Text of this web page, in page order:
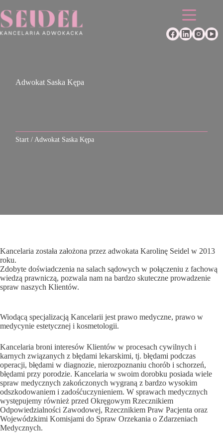
do
treści
Adwokat Saska Kępa
Start / Adwokat Saska Kępa
Kancelaria została założona przez adwokata Karolinę Seidel w 2013
roku.
Zdobyte doświadczenia na salach sądowych w połączeniu z fachową
wiedzą prawniczą, pozwala nam na bardzo skuteczne prowadzenie
spraw naszych Klientów.
Wiodącą specjalizacją Kancelarii jest prawo medyczne, prawo w
medycynie estetycznej i kosmetologii.
Kancelaria broni interesów Klientów w procesach cywilnych i
karnych związanych z błędami lekarskimi, tj. błędami podczas
operacji, błędami w diagnozie, nierozpoznaniu chorób i schorzeń,
błędami przy porodzie. Kancelaria w swoim dorobku posiada wiele
spraw medycznych zakończonych wygraną z bardzo wysokim
odszkodowaniem i zadośćuczynieniem. W sprawach medycznych
występujemy również przed Okręgowym Rzecznikiem
Odpowiedzialności Zawodowej, Rzecznikiem Praw Pacjenta oraz
Wojewódzkimi Komisjami do Spraw Orzekania o Zdarzeniach
Medycznych.